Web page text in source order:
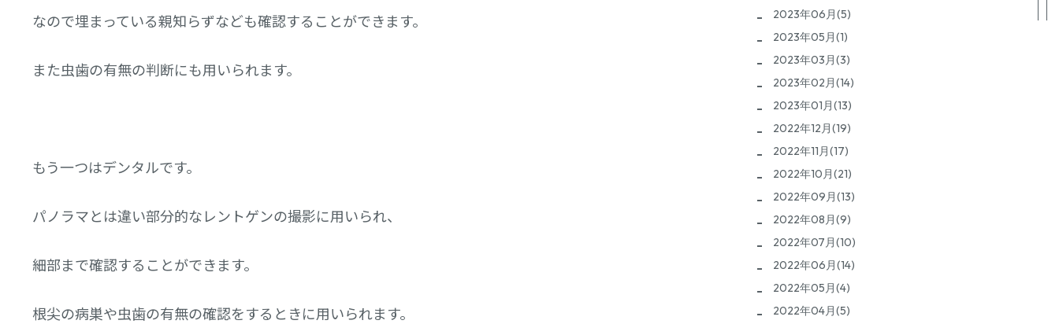
なので埋まっている親知らずなども確認することができます。
また虫歯の有無の判断にも用いられます。
もう一つはデンタルです。
パノラマとは違い部分的なレントゲンの撮影に用いられ、
細部まで確認することができます。
根尖の病巣や虫歯の有無の確認をするときに用いられます。
2023年06月(5)
2023年05月(1)
2023年03月(3)
2023年02月(14)
2023年01月(13)
2022年12月(19)
2022年11月(17)
2022年10月(21)
2022年09月(13)
2022年08月(9)
2022年07月(10)
2022年06月(14)
2022年05月(4)
2022年04月(5)